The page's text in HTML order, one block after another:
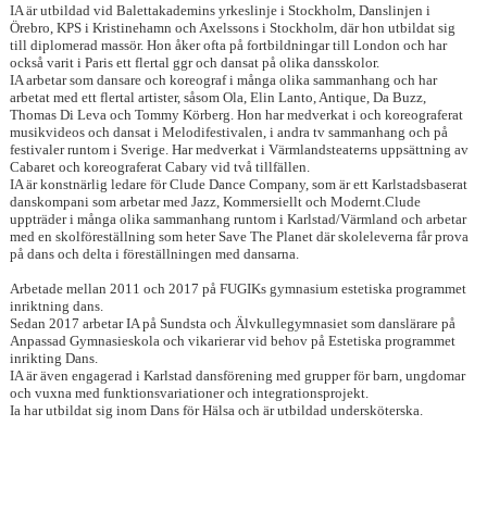
IA är utbildad vid Balettakademins yrkeslinje i Stockholm, Danslinjen i
Örebro, KPS i Kristinehamn och Axelssons i Stockholm, där hon utbildat sig
till diplomerad massör. Hon åker ofta på fortbildningar till London och har
också varit i Paris ett flertal ggr och dansat på olika dansskolor.
IA arbetar som dansare och koreograf i många olika sammanhang och har
arbetat med ett flertal artister, såsom Ola, Elin Lanto, Antique, Da Buzz,
Thomas Di Leva och Tommy Körberg. Hon har medverkat i och koreograferat
musikvideos och dansat i Melodifestivalen, i andra tv sammanhang och på
festivaler runtom i Sverige. Har medverkat i Värmlandsteaterns uppsättning av
Cabaret och koreograferat Cabary vid två tillfällen.
IA är konstnärlig ledare för Clude Dance Company, som är ett Karlstadsbaserat
danskompani som arbetar med Jazz, Kommersiellt och Modernt.Clude
uppträder i många olika sammanhang runtom i Karlstad/Värmland och arbetar
med en skolföreställning som heter Save The Planet där skoleleverna får prova
på dans och delta i föreställningen med dansarna.
Arbetade mellan 2011 och 2017 på FUGIKs gymnasium estetiska programmet
inriktning dans.
Sedan 2017 arbetar IA på Sundsta och Älvkullegymnasiet som danslärare på
Anpassad Gymnasieskola och vikarierar vid behov på Estetiska programmet
inrikting Dans.
IA är även engagerad i Karlstad dansförening med grupper för barn, ungdomar
och vuxna med funktionsvariationer och integrationsprojekt.
Ia har utbildat sig inom Dans för Hälsa och är utbildad undersköterska.